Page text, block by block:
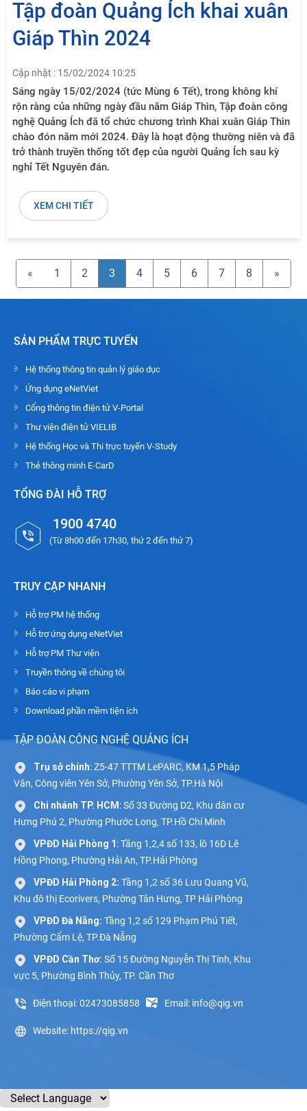
Tập đoàn Quảng Ích khai xuân
Giáp Thìn 2024
Cập nhật : 15/02/2024 10:25
​Sáng ngày 15/02/2024 (tức Mùng 6 Tết), trong không khí
rộn ràng của những ngày đầu năm Giáp Thìn, Tập đoàn công
nghệ Quảng Ích đã tổ chức chương trình Khai xuân Giáp Thìn
chào đón năm mới 2024. Đây là hoạt động thường niên và đã
trở thành truyền thống tốt đẹp của người Quảng Ích sau kỳ
nghỉ Tết Nguyên đán.
XEM CHI TIẾT
« 1 2 3 4 5 6 7 8 »
SẢN PHẨM TRỰC TUYẾN
Hệ thống thông tin quản lý giáo dục
Ứng dụng eNetViet
Cổng thông tin điện tử V-Portal
Thư viện điện tử VIELIB
Hệ thống Học và Thi trực tuyến V-Study
Thẻ thông minh E-CarD
TỔNG ĐÀI HỖ TRỢ
1900 4740
(Từ 8h00 đến 17h30, thứ 2 đến thứ 7)
TRUY CẬP NHANH
Hỗ trợ PM hệ thống
Hỗ trợ ứng dụng eNetViet
Hỗ trợ PM Thư viện
Truyền thông về chúng tôi
Báo cáo vi phạm
Download phần mềm tiện ích
TẬP ĐOÀN CÔNG NGHỆ QUẢNG ÍCH
Trụ sở chính: Z5-47 TTTM LePARC, KM 1,5 Pháp
Vân, Công viên Yên Sở, Phường Yên Sở, TP.Hà Nội
Chi nhánh TP. HCM : Số 33 Đường D2, Khu dân cư
Hưng Phú 2, Phường Phước Long, TP.Hồ Chí Minh
VPĐD Hải Phòng 1 : Tầng 1,2,4 số 133, lô 16D Lê
Hồng Phong, Phường Hải An, TP.Hải Phòng
VPĐD Hải Phòng 2: Tầng 1,2 số 36 Lưu Quang Vũ,
Khu đô thị Ecorivers, Phường Tân Hưng, TP Hải Phòng
VPĐD Đà Nẵng: Tầng 1,2 số 129 Phạm Phú Tiết,
Phường Cẩm Lệ, TP.Đà Nẵng
VPĐD Cần Thơ: Số 15 Đường Nguyễn Thị Tính, Khu
vực 5, Phường Bình Thủy, TP. Cần Thơ
Điện thoại: 02473085858 Email: info@qig.vn
Website: https://qig.vn